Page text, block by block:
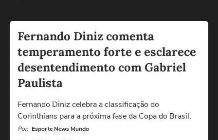
Fernando Diniz comenta
temperamento forte e esclarece
desentendimento com Gabriel
Paulista
Fernando Diniz celebra a classificação do
Corinthians para a próxima fase da Copa do Brasil.
Por: Esporte News Mundo